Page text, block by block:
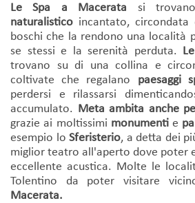
Le Spa a Macerata si
naturalistico incantato,
boschi che la rendono una località
se stessi e la serenità perduta.
trovano su di una collina e
coltivate che regalano paesaggi
perdersi e rilassarsi
accumulato. Meta ambita anche
grazie ai moltissimi monumentie
esempio lo Sferisterio, a detta dei
miglior teatro all'aperto dove poter
eccellente acustica. Molte le
Tolentino da poter visitare
Macerata.